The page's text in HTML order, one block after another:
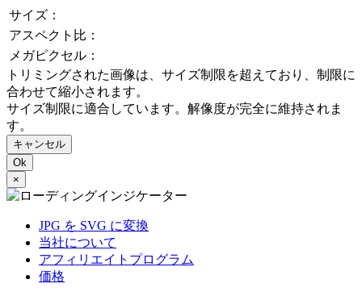
サイズ：
アスペクト比：
メガピクセル：
トリミングされた画像は、サイズ制限を超えており、制限に
合わせて縮小されます。
サイズ制限に適合しています。解像度が完全に維持されま
す。
キャンセル
Ok
×
JPG を SVG に変換
当社について
アフィリエイトプログラム
価格